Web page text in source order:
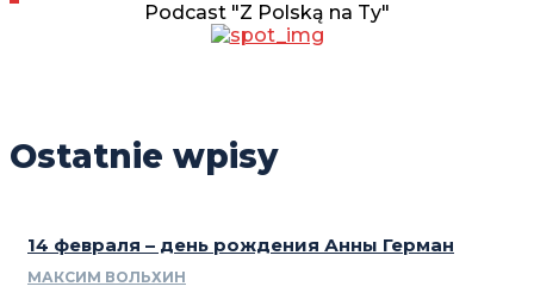
Podcast "Z Polską na Ty"
Ostatnie wpisy
14 февраля – день рождения Анны Герман
МАКСИМ ВОЛЬХИН